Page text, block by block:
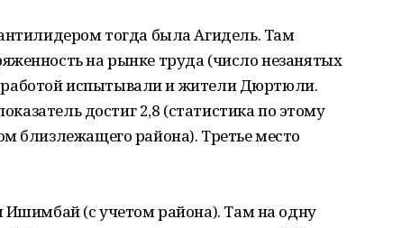
тогда была Агидель. Там
на рынке труда (число незанятых
работой испытывали и жители Дюртюли.
достиг 2,8 (статистика по этому
близлежащего района). Третье место
Ишимбай (с учетом района). Там на одну